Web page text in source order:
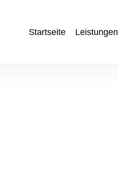
Startseite Leistungen